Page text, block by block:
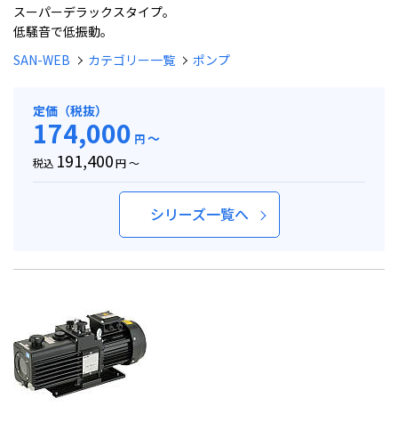
スーパーデラックスタイプ。
低騒音で低振動。
SAN-WEB
カテゴリー一覧 ポンプ
定価（税抜）
174,000 円～
税込 191,400円 ～
シリーズ一覧へ